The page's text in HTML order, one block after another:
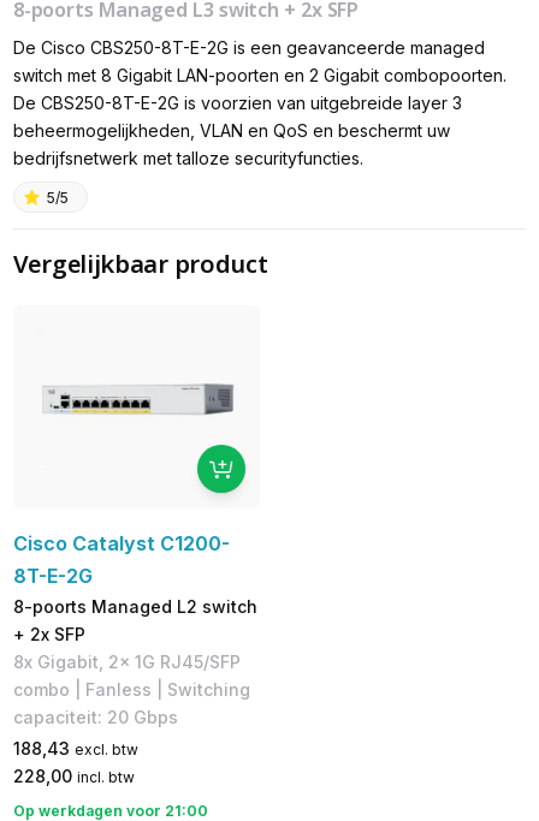
8-poorts Managed L3 switch + 2x SFP
De Cisco CBS250-8T-E-2G is een geavanceerde managed
switch met 8 Gigabit LAN-poorten en 2 Gigabit combopoorten.
De CBS250-8T-E-2G is voorzien van uitgebreide layer 3
beheermogelijkheden, VLAN en QoS en beschermt uw
bedrijfsnetwerk met talloze securityfuncties.
5/5
Vergelijkbaar product
Cisco Catalyst C1200-
8T-E-2G
8-poorts Managed L2 switch
+ 2x SFP
8x Gigabit, 2x 1G RJ45/SFP
combo | Fanless | Switching
capaciteit: 20 Gbps
188,43 excl. btw
228,00 incl. btw
Op werkdagen voor 21:00